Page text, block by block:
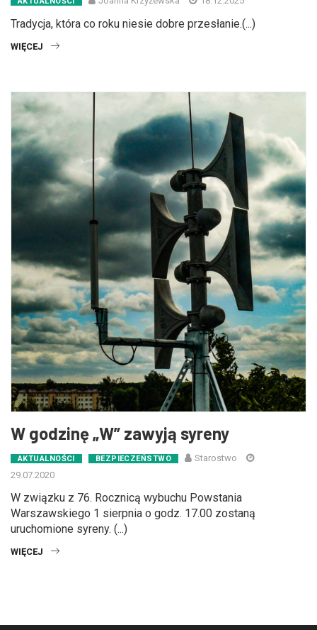
Tradycja, która co roku niesie dobre przesłanie.(...)
WIĘCEJ
W godzinę „W” zawyją syreny
AKTUALNOŚCI BEZPIECZEŃSTWO
Starostwo
29.07.2020
W związku z 76. Rocznicą wybuchu Powstania
Warszawskiego 1 sierpnia o godz. 17.00 zostaną
uruchomione syreny. (...)
WIĘCEJ